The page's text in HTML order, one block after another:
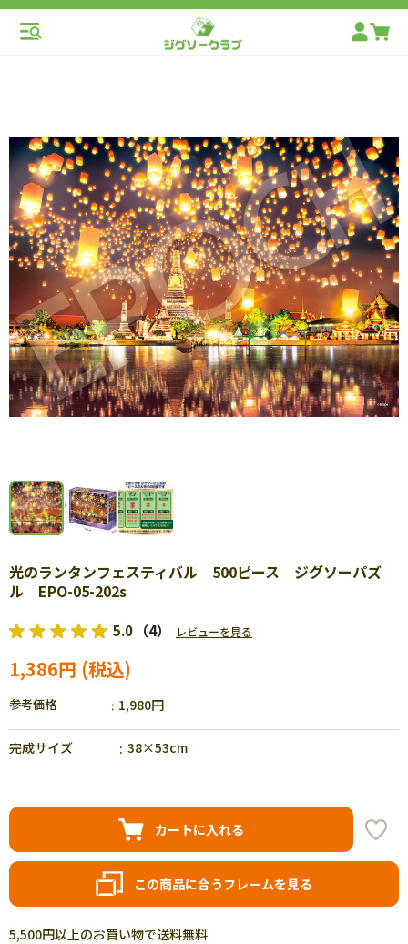
光のランタンフェスティバル 500ピース ジグソーパズ
ル EPO-05-202s
5.0 （4） レビューを見る
1,386円
参考価格 1,980円
完成サイズ 38×53cm
カートに入れる
この商品に合うフレームを見る
5,500円以上のお買い物で送料無料